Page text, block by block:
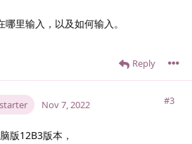
里输入，以及如何输入。
Reply
#3
Nov 7, 2022
版12B3版本，